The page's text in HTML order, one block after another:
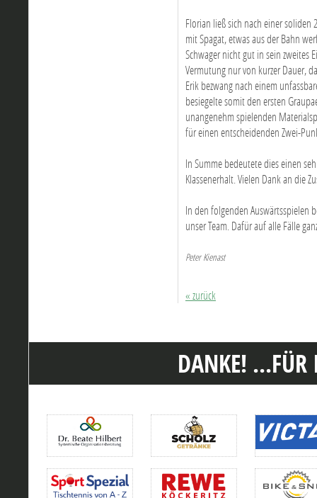
Florian ließ sich nach einer soliden
mit Spagat, etwas aus der Bahn
Schwager nicht gut in sein zweites
Vermutung nur von kurzer Dauer,
Erik bezwang nach einem
besiegelte somit den ersten
unangenehm spielenden
für einen entscheidenden Zwei-
In Summe bedeutete dies einen
Klassenerhalt. Vielen Dank an die
In den folgenden Auswärtsspielen
unser Team. Dafür auf alle Fälle
Peter Kienast
« zurück
DANKE! ...FÜR